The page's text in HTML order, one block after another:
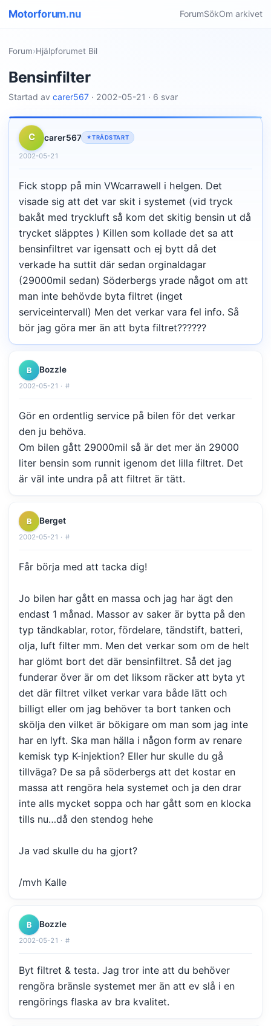
Motorforum.nu ForumSökOm arkivet
Forum›Hjälpforumet Bil
Bensinfilter
Startad av carer567 · 2002-05-21 · 6 svar
C carer567 TRÅDSTART
2002-05-21
Fick stopp på min VWcarrawell i helgen. Det
visade sig att det var skit i systemet (vid tryck
bakåt med tryckluft så kom det skitig bensin ut då
trycket släpptes ) Killen som kollade det sa att
bensinfiltret var igensatt och ej bytt då det
verkade ha suttit där sedan orginaldagar
(29000mil sedan) Söderbergs yrade något om att
man inte behövde byta filtret (inget
serviceintervall) Men det verkar vara fel info. Så
bör jag göra mer än att byta filtret??????
B Bozzle
2002-05-21 · #
Gör en ordentlig service på bilen för det verkar
den ju behöva.
Om bilen gått 29000mil så är det mer än 29000
liter bensin som runnit igenom det lilla filtret. Det
är väl inte undra på att filtret är tätt.
B Berget
2002-05-21 · #
Får börja med att tacka dig!
Jo bilen har gått en massa och jag har ägt den
endast 1 månad. Massor av saker är bytta på den
typ tändkablar, rotor, fördelare, tändstift, batteri,
olja, luft filter mm. Men det verkar som om de helt
har glömt bort det där bensinfiltret. Så det jag
funderar över är om det liksom räcker att byta yt
det där filtret vilket verkar vara både lätt och
billigt eller om jag behöver ta bort tanken och
skölja den vilket är bökigare om man som jag inte
har en lyft. Ska man hälla i någon form av renare
kemisk typ K-injektion? Eller hur skulle du gå
tillväga? De sa på söderbergs att det kostar en
massa att rengöra hela systemet och ja den drar
inte alls mycket soppa och har gått som en klocka
tills nu…då den stendog hehe
Ja vad skulle du ha gjort?
/mvh Kalle
B Bozzle
2002-05-21 · #
Byt filtret & testa. Jag tror inte att du behöver
rengöra bränsle systemet mer än att ev slå i en
rengörings flaska av bra kvalitet.